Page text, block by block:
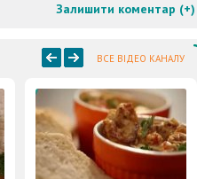
Залишити коментар (+)
ВСЕ ВІДЕО КАНАЛУ